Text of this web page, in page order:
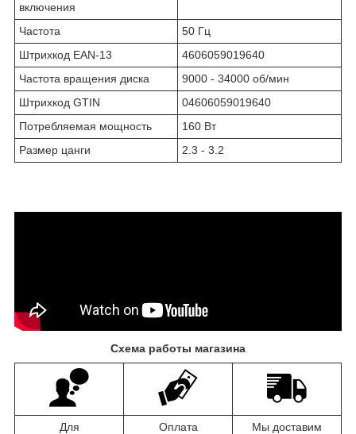
включения
Частота
50 Гц
Штрихкод EAN-13
4606059019640
Частота вращения диска
9000 - 34000 об/мин
Штрихкод GTIN
04606059019640
Потребляемая мощность
160 Вт
Размер цанги
2.3 - 3.2
Схема работы магазина
Для
Оплата
Мы доставим